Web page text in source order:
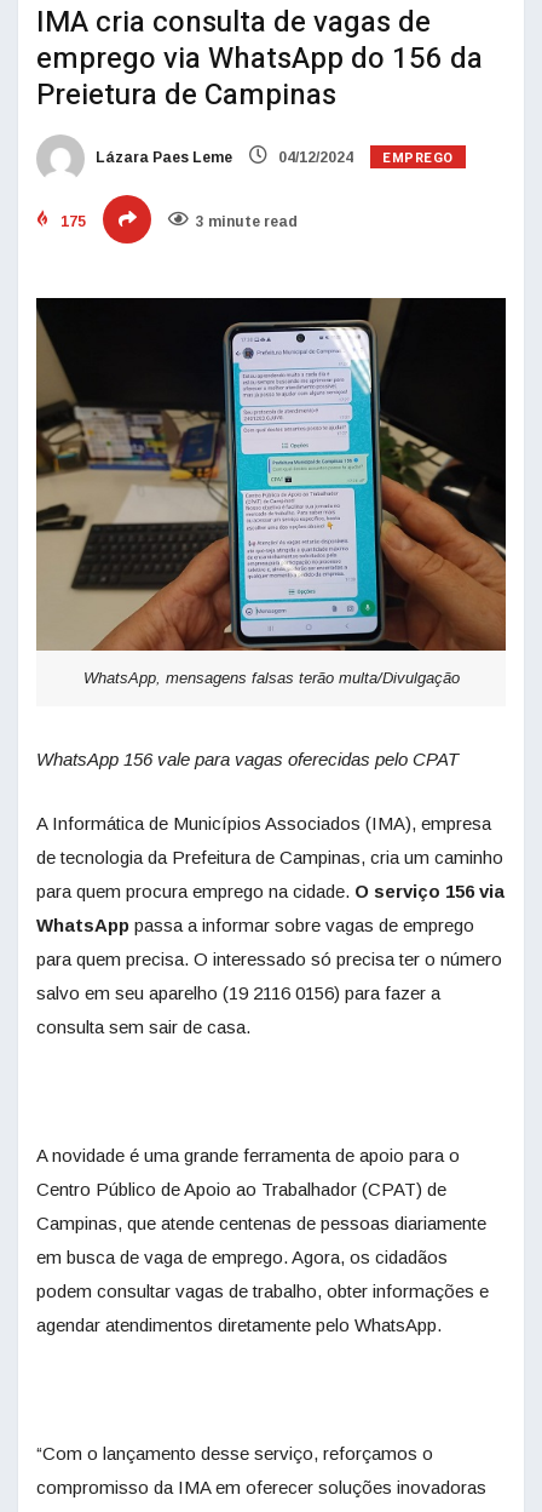
IMA cria consulta de vagas de
emprego via WhatsApp do 156 da
Preietura de Campinas
Lázara Paes Leme 04/12/2024 EMPREGO
175 3 minute read
WhatsApp, mensagens falsas terão multa/Divulgação
WhatsApp 156 vale para vagas oferecidas pelo CPAT
A Informática de Municípios Associados (IMA), empresa
de tecnologia da Prefeitura de Campinas, cria um caminho
para quem procura emprego na cidade. O serviço 156 via
WhatsApp passa a informar sobre vagas de emprego
para quem precisa. O interessado só precisater o número
salvo em seu aparelho (19 2116 0156) para fazer a
consulta sem sair de casa.
A novidade é uma grande ferramenta de apoio para o
Centro Público de Apoio ao Trabalhador (CPAT) de
Campinas, que atende centenas de pessoas diariamente
em busca de vaga de emprego. Agora, os cidadãos
podem consultar vagas de trabalho, obter informações e
agendar atendimentos diretamente pelo WhatsApp.
“Com o lançamento desse serviço, reforçamos o
compromisso da IMA em oferecer soluções inovadoras